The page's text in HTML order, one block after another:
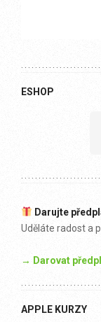
ESHOP
Darujte
Uděláte radost a
→ Darovat
APPLE KURZY